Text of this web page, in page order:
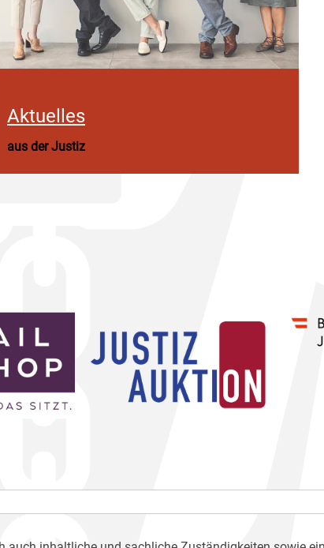
Aktuelles
aus der Justiz